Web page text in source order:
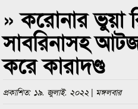
» করোনার ভুয়া
সাবরিনাসহ
করে কারাদণ্ড
প্রকাশিত: ১৯. জুলাই. ২০২২ | মঙ্গলবার